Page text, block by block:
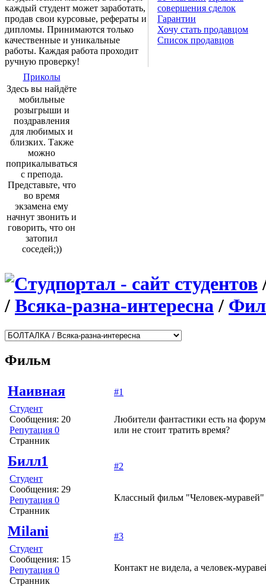
каждый студент может заработать,
продав свои курсовые, рефераты и
дипломы. Принимаются только
качественные и уникальные
работы. Каждая работа проходит
ручную проверку!
совершения сделок
Гарантии
Хочу стать продавцом
Список продавцов
Приколы
Здесь вы найдёте
мобильные
розыгрыши и
поздравления
для любимых и
близких. Также
можно
поприкалываться
с препода.
Представьте, что
во время
экзамена ему
начнут звонить и
говорить, что он
затопил
соседей;))
/ Всяка-разна-интересна/
Фильм
Наивная
Студент
Сообщения: 20
Репутация 0
Странник
#1
Любители фантастики есть на
или не стоит тратить время?
Билл1
Студент
Сообщения: 29
Репутация 0
Странник
#2
Классный фильм "Человек-муравей"
Milani
Студент
Сообщения: 15
Репутация 0
Странник
#3
Контакт не видела, а человек-